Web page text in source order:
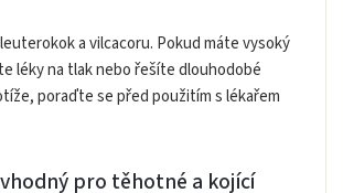
a vilcacoru. Pokud máte vysoký
léky na tlak nebo řešíte dlouhodobé
poraďte se před použitím s lékařem
pro těhotné a kojící